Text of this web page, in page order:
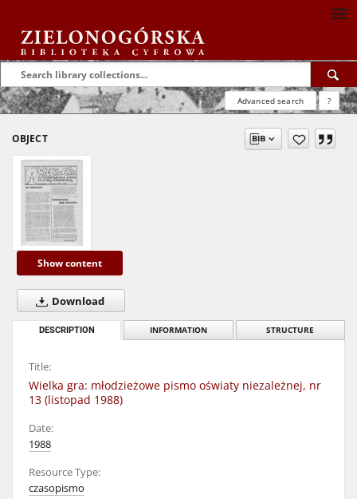
Advanced search ?
OBJECT
Show content
Download
DESCRIPTION INFORMATION STRUCTURE
Title:
Wielka gra: młodzieżowe pismo oświaty niezależnej, nr
13 (listopad 1988)
Date:
1988
Resource Type:
czasopismo